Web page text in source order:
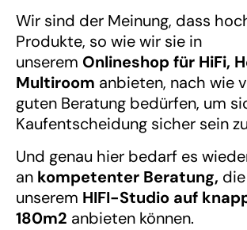
Wir sind der Meinung, dass
Produkte, so wie wir sie in
unserem Onlineshop für HiFi,
Multiroom anbieten, nach wie
guten Beratung bedürfen, um
Kaufentscheidung sicher sein
Und genau hier bedarf es
an kompetenter Beratung,
unserem HIFI-Studio auf
180m2 anbieten können.